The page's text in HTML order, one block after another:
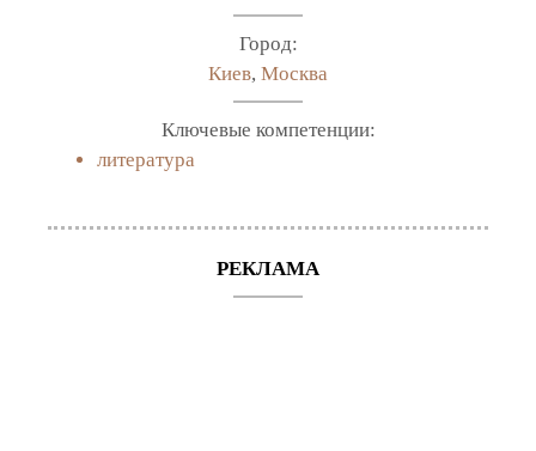
Город:
Киев, Москва
Ключевые компетенции:
литература
РЕКЛАМА